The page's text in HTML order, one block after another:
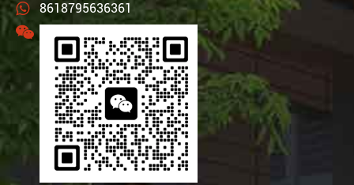
8618795636361